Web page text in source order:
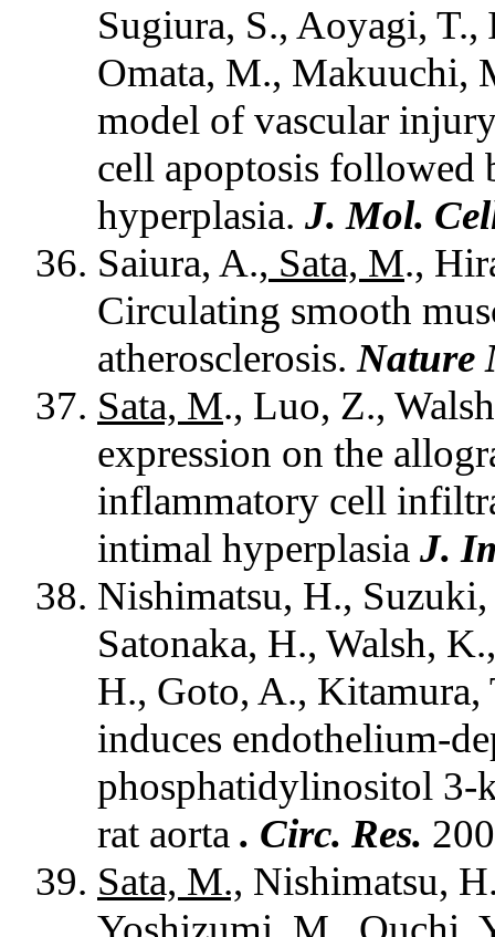
Sugiura, S., Aoyagi, T.,
Omata, M., Makuuchi,
model of vascular
cell apoptosis followed
hyperplasia. J. Mol.
Saiura, A., Sata, M.,
Circulating smooth
atherosclerosis. Nature
Sata, M., Luo, Z.,
expression on the
inflammatory cell
intimal hyperplasia J.
Nishimatsu, H.,
Satonaka, H., Walsh,
H., Goto, A.,
induces endothelium-
phosphatidylinositol 3-
rat aorta . Circ. Res.
Sata, M., Nishimatsu,